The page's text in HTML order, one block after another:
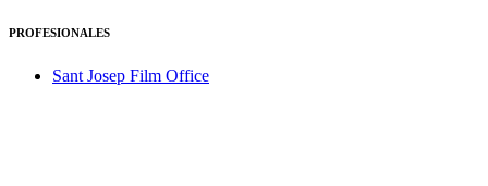
PROFESIONALES
Sant Josep Film Office